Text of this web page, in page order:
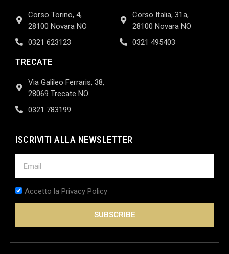
Corso Torino, 4,
28100 Novara NO
0321 623123
Corso Italia, 31a,
28100 Novara NO
0321 495403
TRECATE
Via Galileo Ferraris, 38,
28069 Trecate NO
0321 783199
ISCRIVITI ALLA NEWSLETTER
Accetto la Privacy Policy
SUBSCRIBE